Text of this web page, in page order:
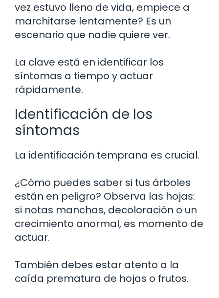
vez estuvo lleno de vida, empiece a
marchitarse lentamente? Es un
escenario que nadie quiere ver.
La clave está en identificar los
síntomas a tiempo y actuar
rápidamente.
Identificación de los
síntomas
La identificación temprana es crucial.
¿Cómo puedes saber si tus árboles
están en peligro? Observa las hojas:
si notas manchas, decoloración o un
crecimiento anormal, es momento de
actuar.
También debes estar atento a la
caída prematura de hojas o frutos.